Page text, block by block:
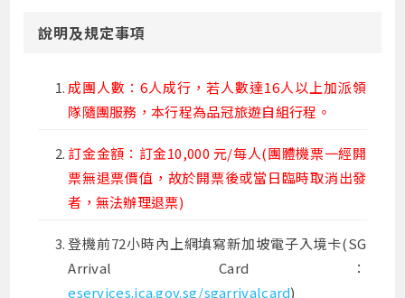
說明及規定事項
成團人數：6人成行，若人數達16人以上加派領
隊隨團服務，本行程為品冠旅遊自組行程。
訂金金額：訂金10,000 元/每人(團體機票一經開
票無退票價值，故於開票後或當日臨時取消出發
者，無法辦理退票)
登機前72小時內上網填寫新加坡電子入境卡(SG
Arrival Card：
eservices.ica.gov.sg/sgarrivalcard)